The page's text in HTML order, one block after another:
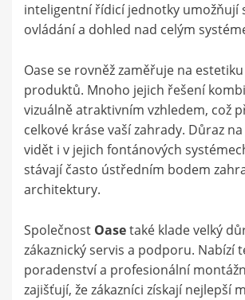
inteligentní řídicí jednotky umožňují
ovládání a dohled nad celým
Oase se rovněž zaměřuje na
produktů. Mnoho jejich řešení
vizuálně atraktivním vzhledem, což
celkové kráse vaší zahrady. Důraz
vidět i v jejich fontánových
stávají často ústředním bodem
architektury.
Společnost Oasetaké klade velký
zákaznický servis a podporu. Nabízí
poradenství a profesionální
zajišťují, že zákazníci získají nejlepší